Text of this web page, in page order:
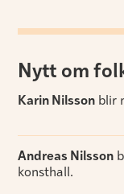
Nytt om
Karin Nilsson blir
Andreas Nilsson
konsthall.